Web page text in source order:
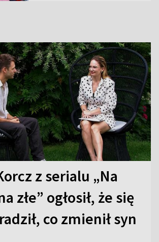
z serialu „Na
złe” ogłosił, że się
co zmienił syn